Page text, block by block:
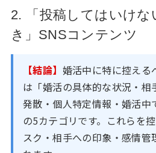
2. 「投稿してはいけな
き」SNSコンテンツ
【結論】 婚活中に特に控える
は「婚活の具体的な状況・相
発散・個人特定情報・婚活中
の5カテゴリです。これらを
スク・相手への印象・感情管